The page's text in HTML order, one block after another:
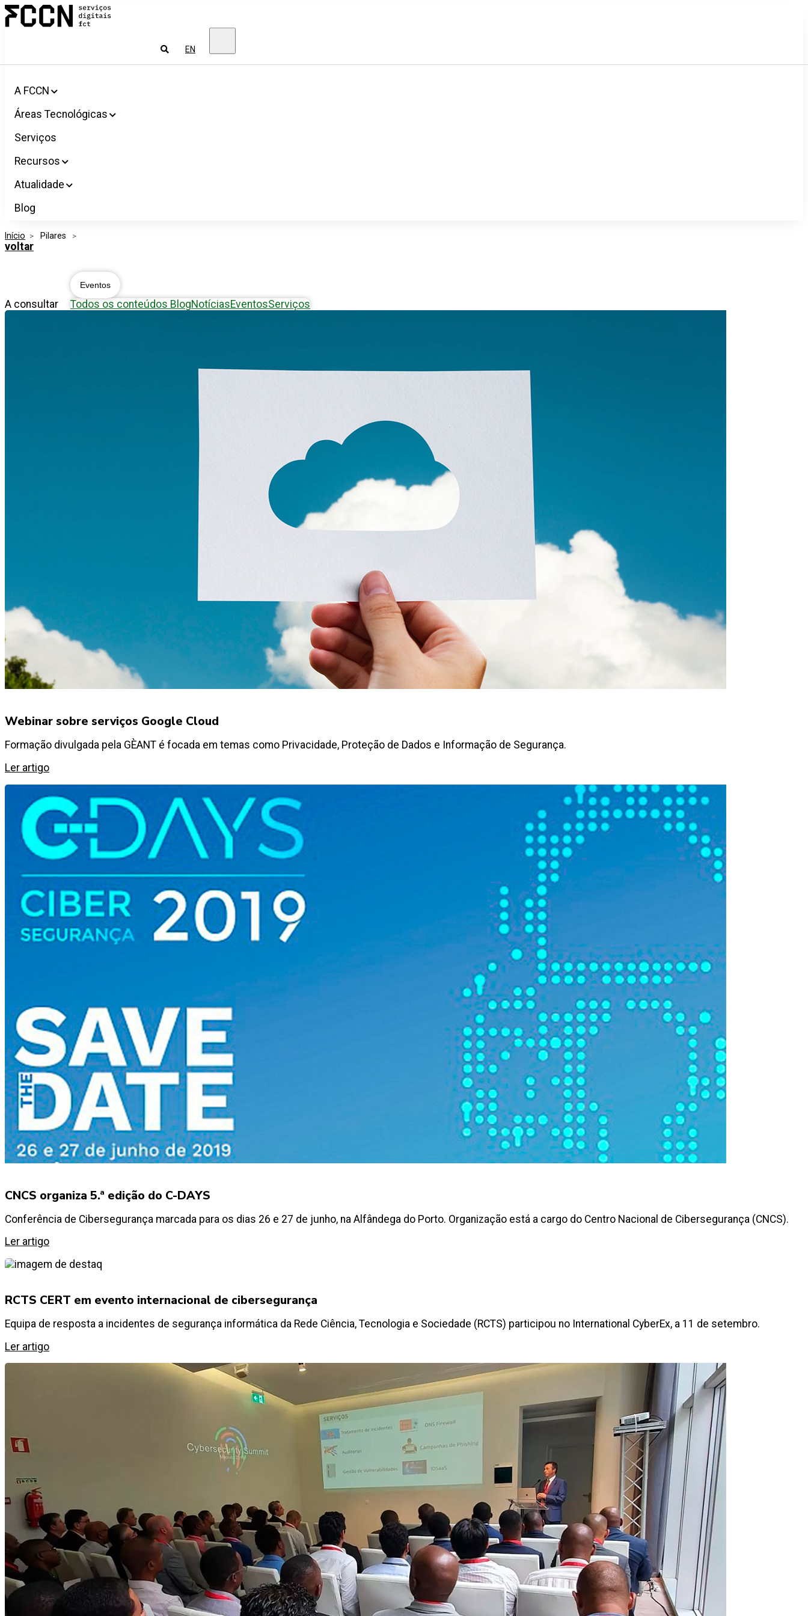
Salta
para
Pesquisar
EN
A FCCN
Áreas Tecnológicas
Serviços
Recursos
Atualidade
Blog
Início > Pilares >
voltar
A consultar
Eventos
Todos os conteúdos BlogNotíciasEventosServiços
Webinar sobre serviços Google Cloud
Formação divulgada pela GÈANT é focada em temas como Privacidade, Proteção de Dados e Informação de Segurança.
Ler artigo
CNCS organiza 5.ª edição do C-DAYS
Conferência de Cibersegurança marcada para os dias 26 e 27 de junho, na Alfândega do Porto. Organização está a cargo do Centro Nacional de Cibersegurança (CNCS).
Ler artigo
RCTS CERT em evento internacional de cibersegurança
Equipa de resposta a incidentes de segurança informática da Rede Ciência, Tecnologia e Sociedade (RCTS) participou no International CyberEx, a 11 de setembro.
Ler artigo